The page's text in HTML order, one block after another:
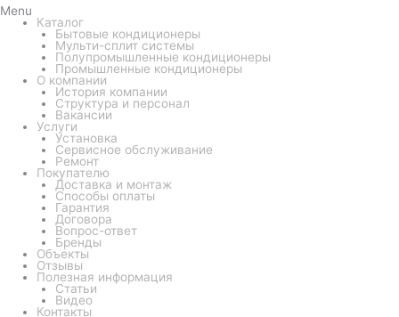
Menu
Каталог
Бытовые кондиционеры
Мульти-сплит системы
Полупромышленные кондиционеры
Промышленные кондиционеры
О компании
История компании
Структура и персонал
Вакансии
Услуги
Установка
Сервисное обслуживание
Ремонт
Покупателю
Доставка и монтаж
Способы оплаты
Гарантия
Договора
Вопрос-ответ
Бренды
Объекты
Отзывы
Полезная информация
Статьи
Видео
Контакты